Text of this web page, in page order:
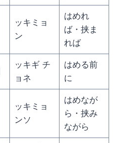
ッキミョ
ン
はめれ
ば・挟ま
れば
ッキギ チ
ョネ
はめる前
に
ッキミョ
ンソ
はめなが
ら・挟み
ながら